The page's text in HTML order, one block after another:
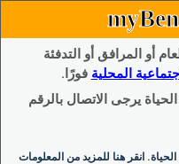
أو المرافق أو التدفئة
المحلية فورًا.
يرجى الاتصال بالرقم
انقر هنا للمزيد من المعلومات